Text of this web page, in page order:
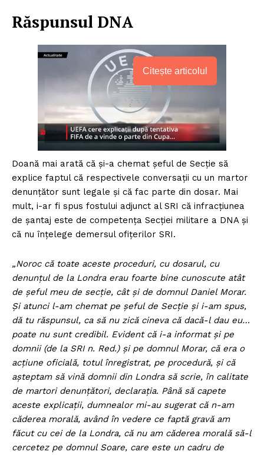
Răspunsul DNA
Citește articolul
Doană mai arată că și-a chemat șeful de Secție să
explice faptul că respectivele conversații cu un martor
denunțător sunt legale și că fac parte din dosar. Mai
mult, i-ar fi spus fostului adjunct al SRI că infracțiunea
de șantaj este de competența Secției militare a DNA și
că nu înțelege demersul ofițerilor SRI.
„Noroc că toate aceste proceduri, cu dosarul, cu
denunțul de la Londra erau foarte bine cunoscute atât
de șeful meu de secție, cât și de domnul Daniel Morar.
Și atunci l-am chemat pe șeful de Secție și i-am spus,
dă tu răspunsul, ca să nu zică cineva că dacă-l dau eu…
poate nu sunt credibil. Evident că i-a informat și pe
domnii (de la SRI n. Red.) și pe domnul Morar, că era o
acțiune oficială, totul înregistrat, pe procedură, și că
așteptam să vină domnii din Londra să scrie, în calitate
de martori denunțători, declarația. Până să capete
aceste explicații, dumnealor mi-au sugerat că n-am
căderea morală, având în vedere ce faptă gravă am
făcut cu cei de la Londra, că nu am căderea morală să-l
cercetez pe domnul Soare, care este un cadru de